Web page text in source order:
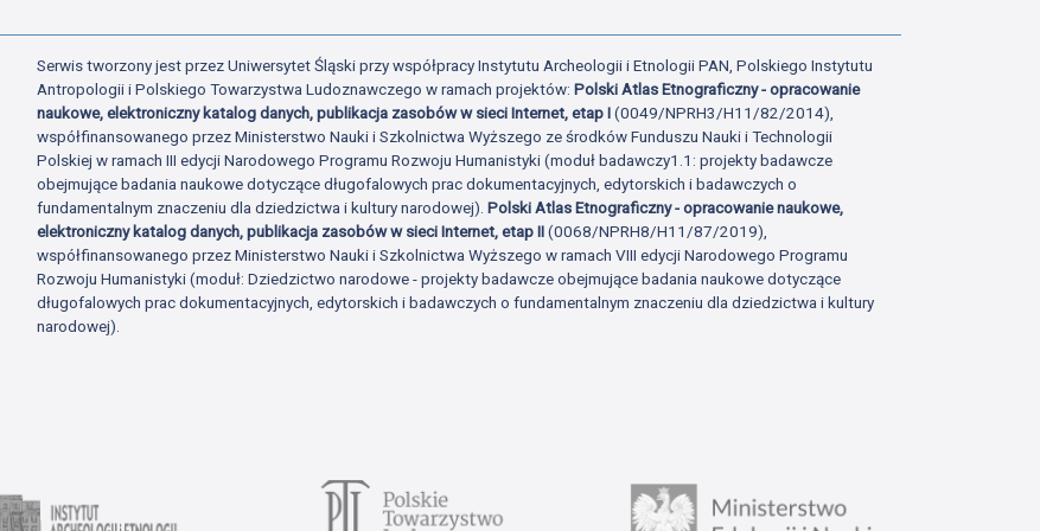
Profil Facebook
Serwis tworzony jest przez Uniwersytet Śląski przy współpracy Instytutu Archeologii i Etnologii PAN, Polskiego Instytutu
Antropologii i Polskiego Towarzystwa Ludoznawczego w ramach projektów:Polski Atlas Etnograficzny - opracowanie
naukowe, elektroniczny katalog danych, publikacja zasobów w sieci Internet, etap I(0049/NPRH3/H11/82/2014),
współfinansowanego przez Ministerstwo Nauki i Szkolnictwa Wyższego ze środków Funduszu Nauki i Technologii
Polskiej w ramach III edycji Narodowego Programu Rozwoju Humanistyki (moduł badawczy1.1: projekty badawcze
obejmujące badania naukowe dotyczące długofalowych prac dokumentacyjnych, edytorskich i badawczych o
fundamentalnym znaczeniu dla dziedzictwa i kultury narodowej).Polski Atlas Etnograficzny - opracowanie naukowe,
elektroniczny katalog danych, publikacja zasobów w sieci Internet, etap II(0068/NPRH8/H11/87/2019),
współfinansowanego przez Ministerstwo Nauki i Szkolnictwa Wyższego w ramach VIII edycji Narodowego Programu
Rozwoju Humanistyki (moduł: Dziedzictwo narodowe - projekty badawcze obejmujące badania naukowe dotyczące
długofalowych prac dokumentacyjnych, edytorskich i badawczych o fundamentalnym znaczeniu dla dziedzictwa i kultury
narodowej).